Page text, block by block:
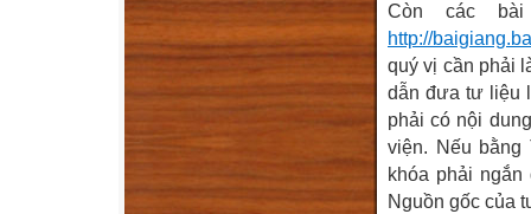
Còn các bài
http://
quý vị cần phải
dẫn đưa tư liệu
phải có nội
viện. Nếu bằng
khóa phải
Nguồn gốc của